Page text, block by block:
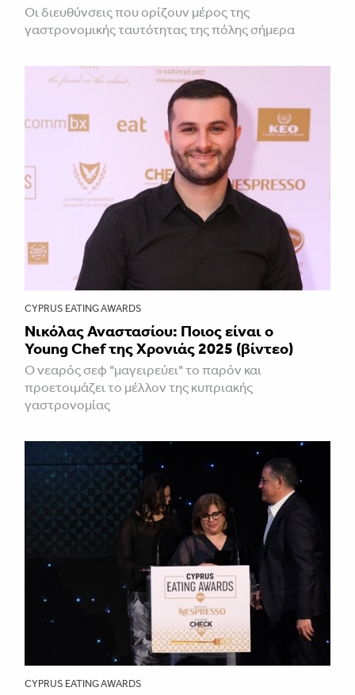
Οι διευθύνσεις που ορίζουν μέρος της
γαστρονομικής ταυτότητας της πόλης σήμερα
CYPRUS EATING AWARDS
Νικόλας Αναστασίου: Ποιος είναι ο
Young Chef της Χρονιάς 2025 (βίντεο)
Ο νεαρός σεφ "μαγειρεύει" το παρόν και
προετοιμάζει το μέλλον της κυπριακής
γαστρονομίας
CYPRUS EATING AWARDS